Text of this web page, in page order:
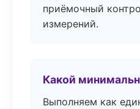
приёмочный
измерений.
Какой
Выполняем как